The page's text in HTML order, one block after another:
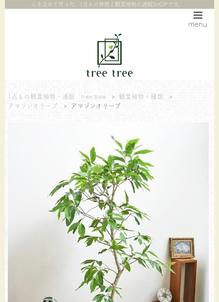
menu
心を込めて作った、1点もの鉢植え観葉植物の通販SHOPです。
1点もの観葉植物・通販 tree tree > 観葉植物・種類
>
アマゾンオリーブ
> アマゾンオリーブ